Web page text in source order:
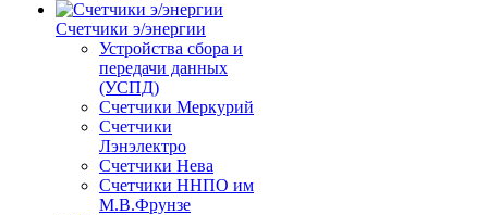
Счетчики э/энергии
Устройства сбора и
передачи данных
(УСПД)
Счетчики Меркурий
Счетчики
Лэнэлектро
Счетчики Нева
Счетчики ННПО им
М.В.Фрунзе